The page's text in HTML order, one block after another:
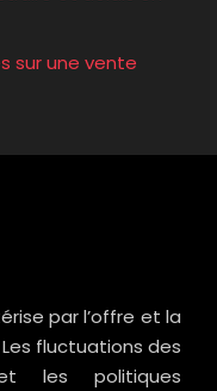
sur une vente
par l’offre et la
fluctuations des
les politiques